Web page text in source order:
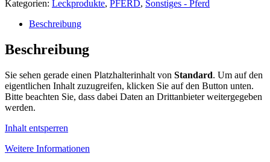
Kategorien: Leckprodukte, PFERD, Sonstiges - Pferd
Beschreibung
Beschreibung
Sie sehen gerade einen Platzhalterinhalt von Standard. Um auf den
eigentlichen Inhalt zuzugreifen, klicken Sie auf den Button unten.
Bitte beachten Sie, dass dabei Daten an Drittanbieter weitergegeben
werden.
Inhalt entsperren
Weitere Informationen